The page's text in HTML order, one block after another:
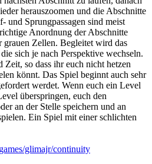
herauszoomen und die Abschnitte
und Sprungpassagen sind meist
Anordnung der Abschnitte
grauen Zellen. Begleitet wird das
sich je nach Perspektive wechseln.
so dass ihr euch nicht hetzen
könnt. Das Spiel beginnt auch sehr
werdet. Wenn euch ein Level
überspringen, euch den
an der Stelle speichern und an
Ein Spiel mit einer schlichten
glimajr/continuity